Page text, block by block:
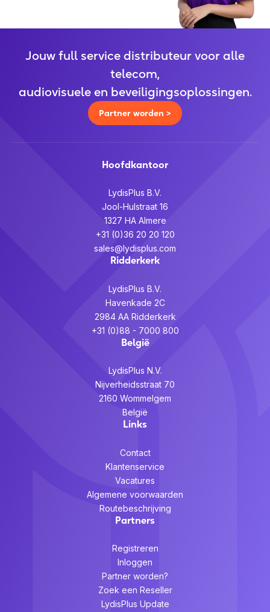
Jouw full service distributeur voor alle
telecom,
audiovisuele en beveiligingsoplossingen.
Partner worden >
Hoofdkantoor
LydisPlus B.V.
Jool-Hulstraat 16
1327 HA Almere
+31 (0)36 20 20 120
sales@lydisplus.com
Ridderkerk
LydisPlus B.V.
Havenkade 2C
2984 AA Ridderkerk
+31 (0)88 - 7000 800
België
LydisPlus N.V.
Nijverheidsstraat 70
2160 Wommelgem
België
Links
Contact
Klantenservice
Vacatures
Algemene voorwaarden
Routebeschrijving
Partners
Registreren
Inloggen
Partner worden?
Zoek een Reseller
LydisPlus Update